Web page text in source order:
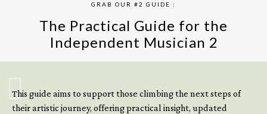
GRAB OUR #2 GUIDE :
The Practical Guide for the
Independent Musician 2
This guide aims to support those climbing the next steps of
their artistic journey, offering practical insight, updated